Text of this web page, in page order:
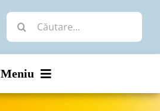
Cautare...
Meniu